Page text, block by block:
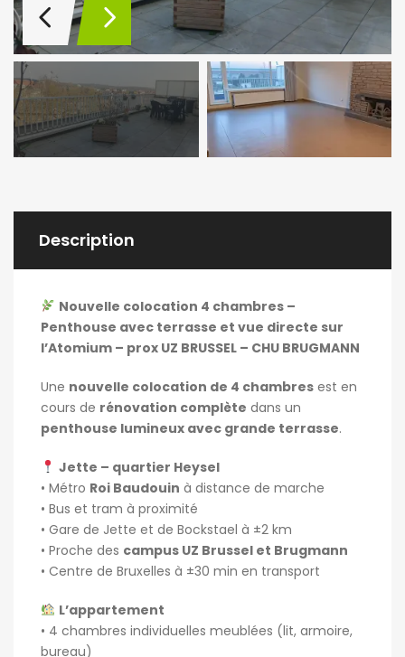
Description
Nouvelle colocation 4 chambres –
Penthouse avec terrasse et vue directe sur
l’Atomium – prox UZ BRUSSEL – CHU BRUGMANN
Une nouvelle colocation de 4 chambres est en
cours de rénovation complète dans un
penthouse lumineux avec grande terrasse.
Jette – quartier Heysel
• Métro Roi Baudouin à distance de marche
• Bus et tram à proximité
• Gare de Jette et de Bockstael à ±2 km
• Proche des campus UZ Brussel et Brugmann
• Centre de Bruxelles à ±30 min en transport
L’appartement
• 4 chambres individuelles meublées (lit, armoire,
bureau)